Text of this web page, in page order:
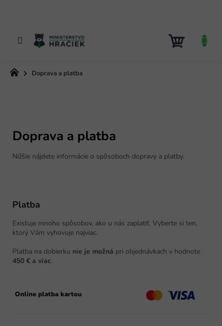
KOŠÍK
DomovDoprava a platba
Doprava a platba
Nižšie nájdete informácie o spôsoboch dopravy a platby.
Platba
Existuje mnoho spôsobov, ako u nás zaplatiť. Vyberte si ten,
ktorý Vám vyhovuje najviac.
Platba na dobierku nie je možná pri objednávkach v hodnote
450 € a viac.
Online platba kartou